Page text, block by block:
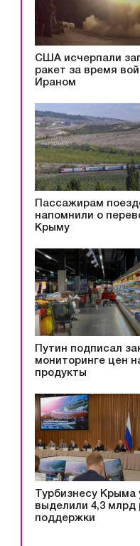
США исчерпали
ракет за время
Ираном
Пассажирам
напомнили о
Крыму
Путин подписал
мониторинге цен
продукты
Турбизнесу Крыма
выделили 4,3 млрд
поддержки